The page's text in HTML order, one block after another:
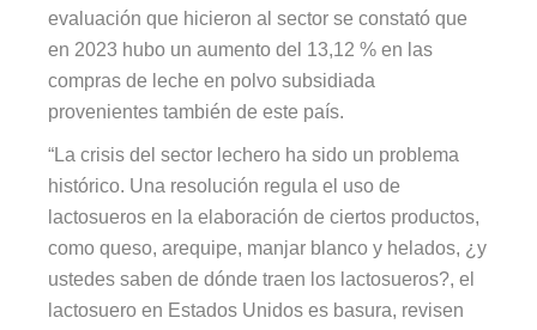
evaluación que hicieron al sector se constató que
en 2023 hubo un aumento del 13,12 % en las
compras de leche en polvo subsidiada
provenientes también de este país.
“La crisis del sector lechero ha sido un problema
histórico. Una resolución regula el uso de
lactosueros en la elaboración de ciertos productos,
como queso, arequipe, manjar blanco y helados, ¿y
ustedes saben de dónde traen los lactosueros?, el
lactosuero en Estados Unidos es basura, revisen